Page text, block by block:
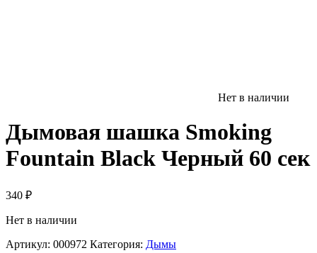
Нет в наличии
Дымовая шашка Smoking
Fountain Black Черный 60 сек
340 ₽
Нет в наличии
Артикул: 000972 Категория: Дымы